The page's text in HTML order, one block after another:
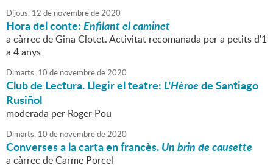
Dijous, 12 de novembrede2020
Hora del conte:Enfilant el caminet
a càrrec de Gina Clotet. Activitat recomanada per a petits d'1
a 4 anys
Dimarts, 10 de novembrede2020
Club de Lectura. Llegir el teatre:L'Hèroede Santiago
Rusiñol
moderada per Roger Pou
Dimarts, 10 de novembrede2020
Converses a la carta en francès.Un brin de causette
a càrrec de Carme Porcel